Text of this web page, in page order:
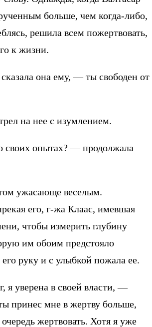
больше, чем когда-либо,
решила всем пожертвовать,
к жизни.
она ему, — ты свободен от
на нее с изумлением.
опытах? — продолжала
ужасающе веселым.
его, г-жа Клаас, имевшая
чтобы измерить глубину
им обоим предстояло
его руку и с улыбкой пожала ее.
я уверена в своей власти, —
принес мне в жертву больше,
жертвовать. Хотя я уже